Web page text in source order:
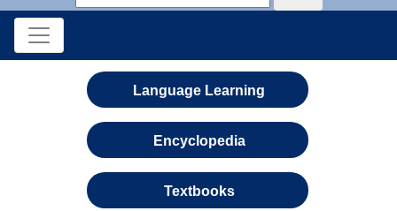
Language Learning
Encyclopedia
Textbooks